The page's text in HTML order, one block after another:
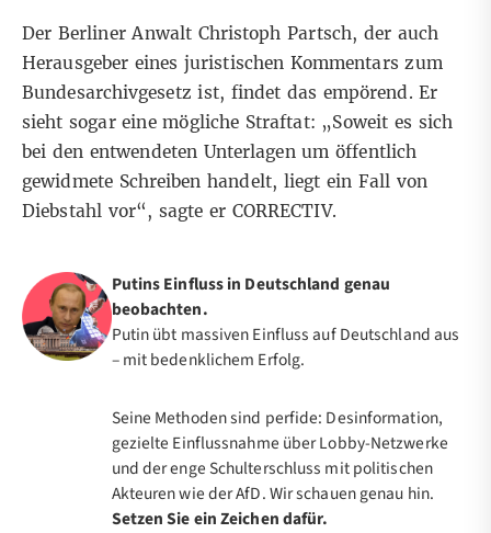
Der Berliner Anwalt Christoph Partsch, der auch
Herausgeber eines juristischen Kommentars zum
Bundesarchivgesetz ist, findet das empörend. Er
sieht sogar eine mögliche Straftat: „Soweit es sich
bei den entwendeten Unterlagen um öffentlich
gewidmete Schreiben handelt, liegt ein Fall von
Diebstahl vor“, sagte er CORRECTIV.
Putins Einfluss in Deutschland genau
beobachten.
Putin übt massiven Einfluss auf Deutschland aus
– mit bedenklichem Erfolg.
Seine Methoden sind perfide: Desinformation,
gezielte Einflussnahme über Lobby-Netzwerke
und der enge Schulterschluss mit politischen
Akteuren wie der AfD. Wir schauen genau hin.
Setzen Sie ein Zeichen dafür.